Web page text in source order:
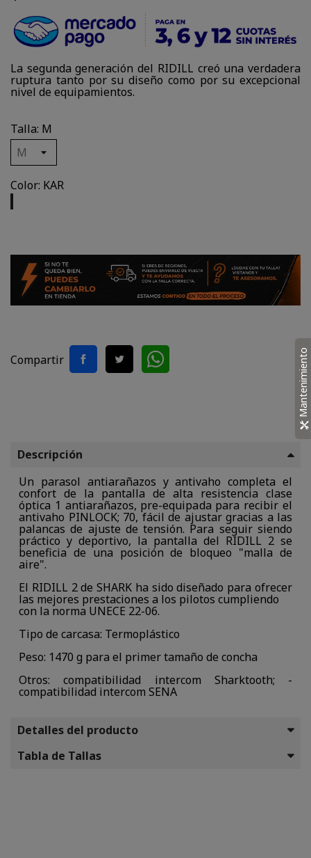
La segunda generación del RIDILL creó una verdadera
ruptura tanto por su diseño como por su excepcional
nivel de equipamientos.
Talla: M
Color: KAR
Compartir
Descripción
Un parasol antiarañazos y antivaho completa el
confort de la pantalla de alta resistencia clase
óptica 1 antiarañazos, pre-equipada para recibir el
antivaho PINLOCK; 70, fácil de ajustar gracias a las
palancas de ajuste de tensión. Para seguir siendo
práctico y deportivo, la pantalla del RIDILL 2 se
beneficia de una posición de bloqueo "malla de
aire".
El RIDILL 2 de SHARK ha sido diseñado para ofrecer
las mejores prestaciones a los pilotos cumpliendo
con la norma UNECE 22-06.
Tipo de carcasa: Termoplástico
Peso: 1470 g para el primer tamaño de concha
Otros: compatibilidad intercom Sharktooth; -
compatibilidad intercom SENA
Detalles del producto
Tabla de Tallas
Mantenimiento